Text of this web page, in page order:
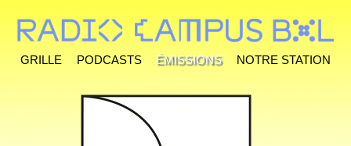
Grille Podcasts Émissions Notre station